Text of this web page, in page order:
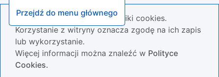
Przejdź do menu głównego
Nasza strona wykorzystuje pliki cookies.
Korzystanie z witryny oznacza zgodę na ich zapis
lub wykorzystanie.
Więcej informacji można znaleźć w Polityce
Cookies.